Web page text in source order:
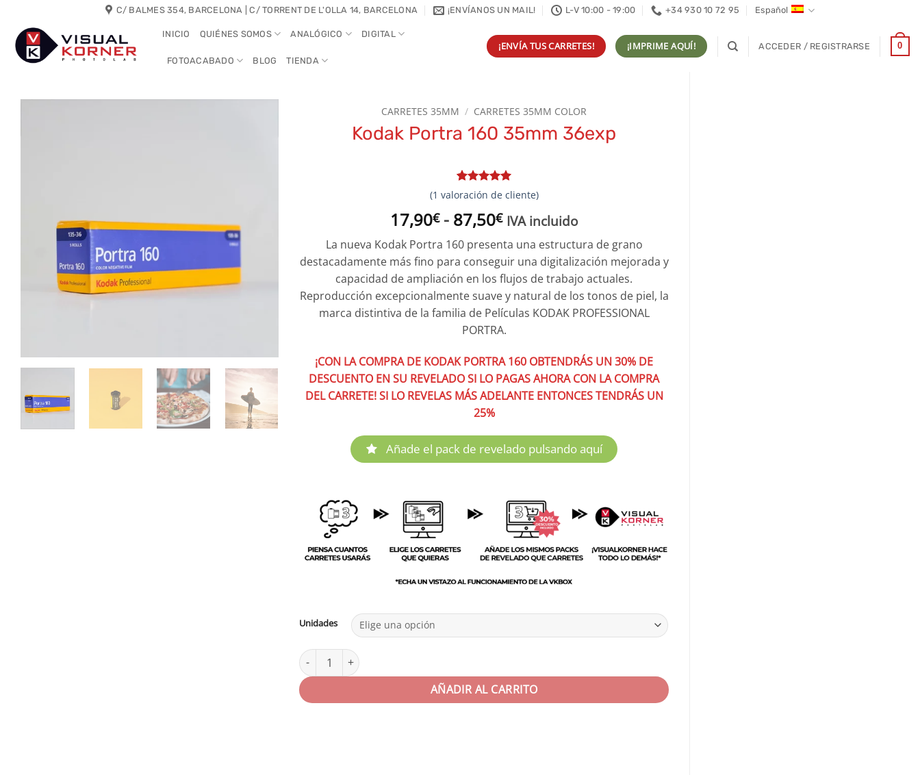
contenido
C/ BALMES 354, BARCELONA | C/ TORRENT DE L'OLLA 14, BARCELONA ¡ENVÍANOS UN MAIL! L-V 10:00 - 19:00 +34 930 10 72 95 Español
INICIO QUIÉNES SOMOS ANALÓGICO DIGITAL
FOTOACABADO BLOG TIENDA
¡ENVÍA TUS CARRETES! ¡IMPRIME AQUÍ! ACCEDER / REGISTRARSE 0
CARRETES 35MM / CARRETES 35MM COLOR
Kodak Portra 160 35mm 36exp
Valorado
en base a
1
valoración
cliente
(1 valoración de cliente)
17,90€ - 87,50€Rango
de
precios:
desde
17,90€
hasta
87,50€
IVA incluido
La nueva Kodak Portra 160 presenta una estructura de grano
destacadamente más fino para conseguir una digitalización mejorada y
capacidad de ampliación en los flujos de trabajo actuales.
Reproducción excepcionalmente suave y natural de los tonos de piel, la
marca distintiva de la familia de Películas KODAK PROFESSIONAL
PORTRA.
¡CON LA COMPRA DE KODAK PORTRA 160 OBTENDRÁS UN 30% DE
DESCUENTO EN SU REVELADO SI LO PAGAS AHORA CON LA COMPRA
DEL CARRETE! SI LO REVELAS MÁS ADELANTE ENTONCES TENDRÁS UN
25%
Añade el pack de revelado pulsando aquí
Unidades
Kodak Portra 160 35mm 36exp cantidad
AÑADIR AL CARRITO